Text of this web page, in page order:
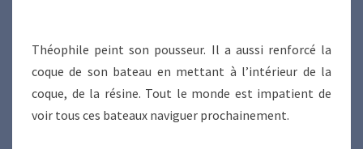
Théophile peint son pousseur. Il a aussi renforcé la
coque de son bateau en mettant à l’intérieur de la
coque, de la résine. Tout le monde est impatient de
voir tous ces bateaux naviguer prochainement.